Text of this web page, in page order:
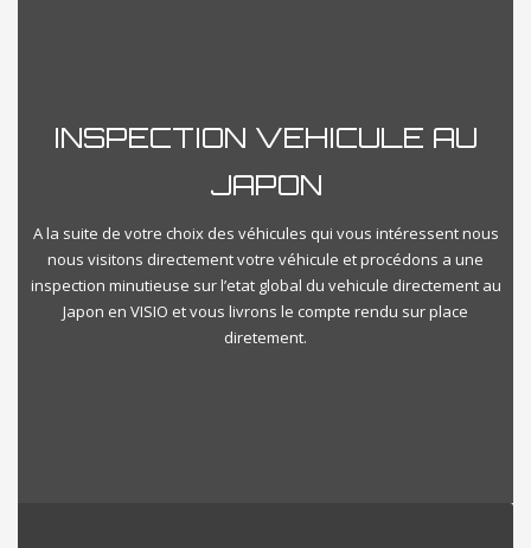
INSPECTION VEHICULE AU
JAPON
A la suite de votre choix des véhicules qui vous intéressent nous
nous visitons directement votre véhicule et procédons a une
inspection minutieuse sur l’etat global du vehicule directement au
Japon en VISIO et vous livrons le compte rendu sur place
diretement.